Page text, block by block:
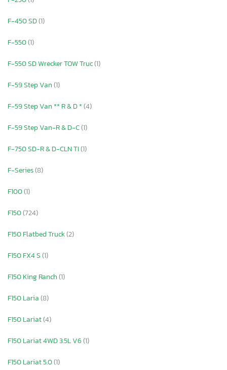
F-450 SD(1)
F-550(1)
F-550 SD Wrecker TOW Truc(1)
F-59 Step Van(1)
F-59 Step Van ** R & D *(4)
F-59 Step Van-R & D-C(1)
F-750 SD-R & D-CLN TI(1)
F-Series(8)
F100(1)
F150(724)
F150 Flatbed Truck(2)
F150 FX4 S(1)
F150 King Ranch(1)
F150 Laria(8)
F150 Lariat(4)
F150 Lariat 4WD 3.5L V6(1)
F150 Lariat 5.0(1)